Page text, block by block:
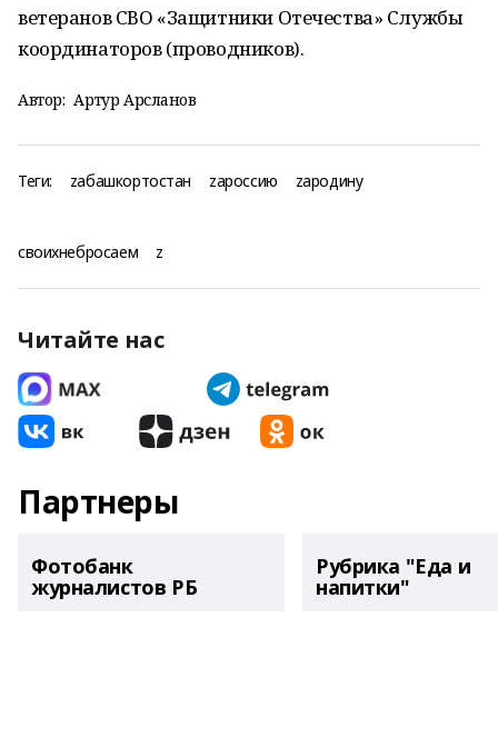
ветеранов СВО «Защитники Отечества» Службы
координаторов (проводников).
Автор: Артур Арсланов
Теги: zабашкортостан zароссию zародину
своихнебросаем z
Читайте нас
Партнеры
Фотобанк
журналистов РБ
Рубрика "Еда и
напитки"